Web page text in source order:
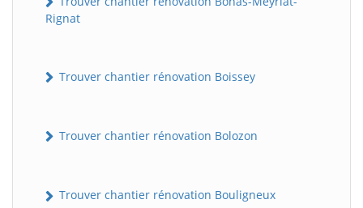
Rignat
Trouver chantier rénovation Boissey
Trouver chantier rénovation Bolozon
Trouver chantier rénovation Bouligneux